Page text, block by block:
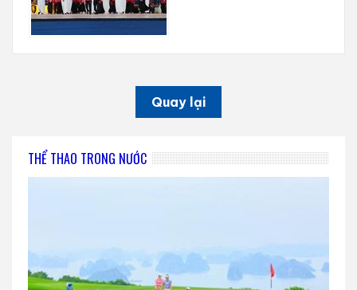
Quay lại
THỂ THAO TRONG NƯỚC